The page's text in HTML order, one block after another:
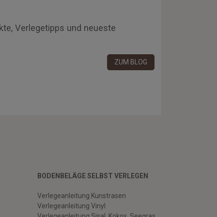
Verlegetipps und neueste
ZUM BLOG
BODENBELÄGE SELBST VERLEGEN
Verlegeanleitung Kunstrasen
Verlegeanleitung Vinyl